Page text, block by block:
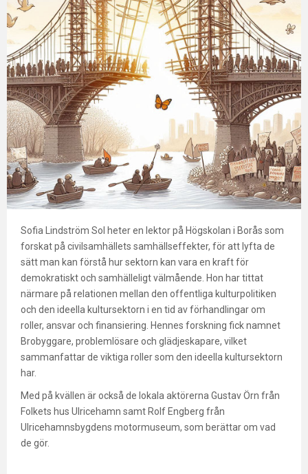
Sofia Lindström Sol heter en lektor på Högskolan i Borås som
forskat på civilsamhällets samhällseffekter, för att lyfta de
sätt man kan förstå hur sektorn kan vara en kraft för
demokratiskt och samhälleligt välmående. Hon har tittat
närmare på relationen mellan den offentliga kulturpolitiken
och den ideella kultursektorn i en tid av förhandlingar om
roller, ansvar och finansiering. Hennes forskning fick namnet
Brobyggare, problemlösare och glädjeskapare, vilket
sammanfattar de viktiga roller som den ideella kultursektorn
har.
Med på kvällen är också de lokala aktörerna Gustav Örn från
Folkets hus Ulricehamn samt Rolf Engberg från
Ulricehamnsbygdens motormuseum, som berättar om vad
de gör.